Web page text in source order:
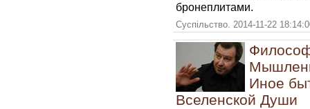
бронеплитами.
Суспільство. 2014-11-22
Иное
Вселенской Души